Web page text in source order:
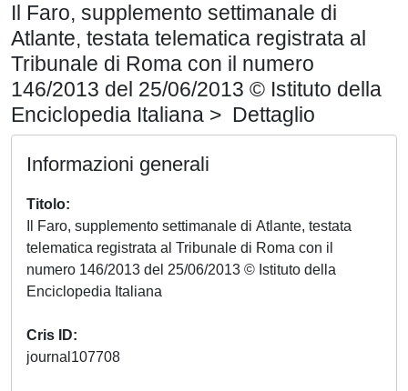
Il Faro, supplemento settimanale di
Atlante, testata telematica registrata al
Tribunale di Roma con il numero
146/2013 del 25/06/2013 © Istituto della
Enciclopedia Italiana > Dettaglio
Informazioni generali
Titolo
Il Faro, supplemento settimanale di Atlante, testata
telematica registrata al Tribunale di Roma con il
numero 146/2013 del 25/06/2013 © Istituto della
Cris ID